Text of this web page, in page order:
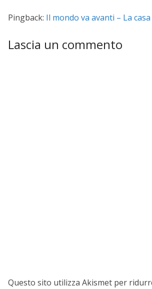
Pingback: Il mondo va avanti – La
Lascia un commento
Questo sito utilizza Akismet per